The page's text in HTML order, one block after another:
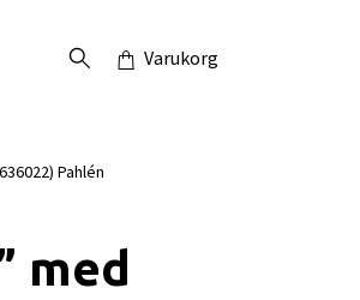
Varukorg
Pahlén
med